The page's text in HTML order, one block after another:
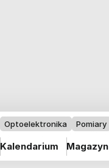
Optoelektronika Pomiary
Kalendarium Magazyn